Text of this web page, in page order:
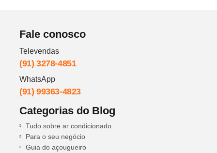
Fale conosco
Televendas
(91) 3278-4851
WhatsApp
(91) 99363-4823
Categorias do Blog
Tudo sobre ar condicionado
Para o seu negócio
Guia do açougueiro